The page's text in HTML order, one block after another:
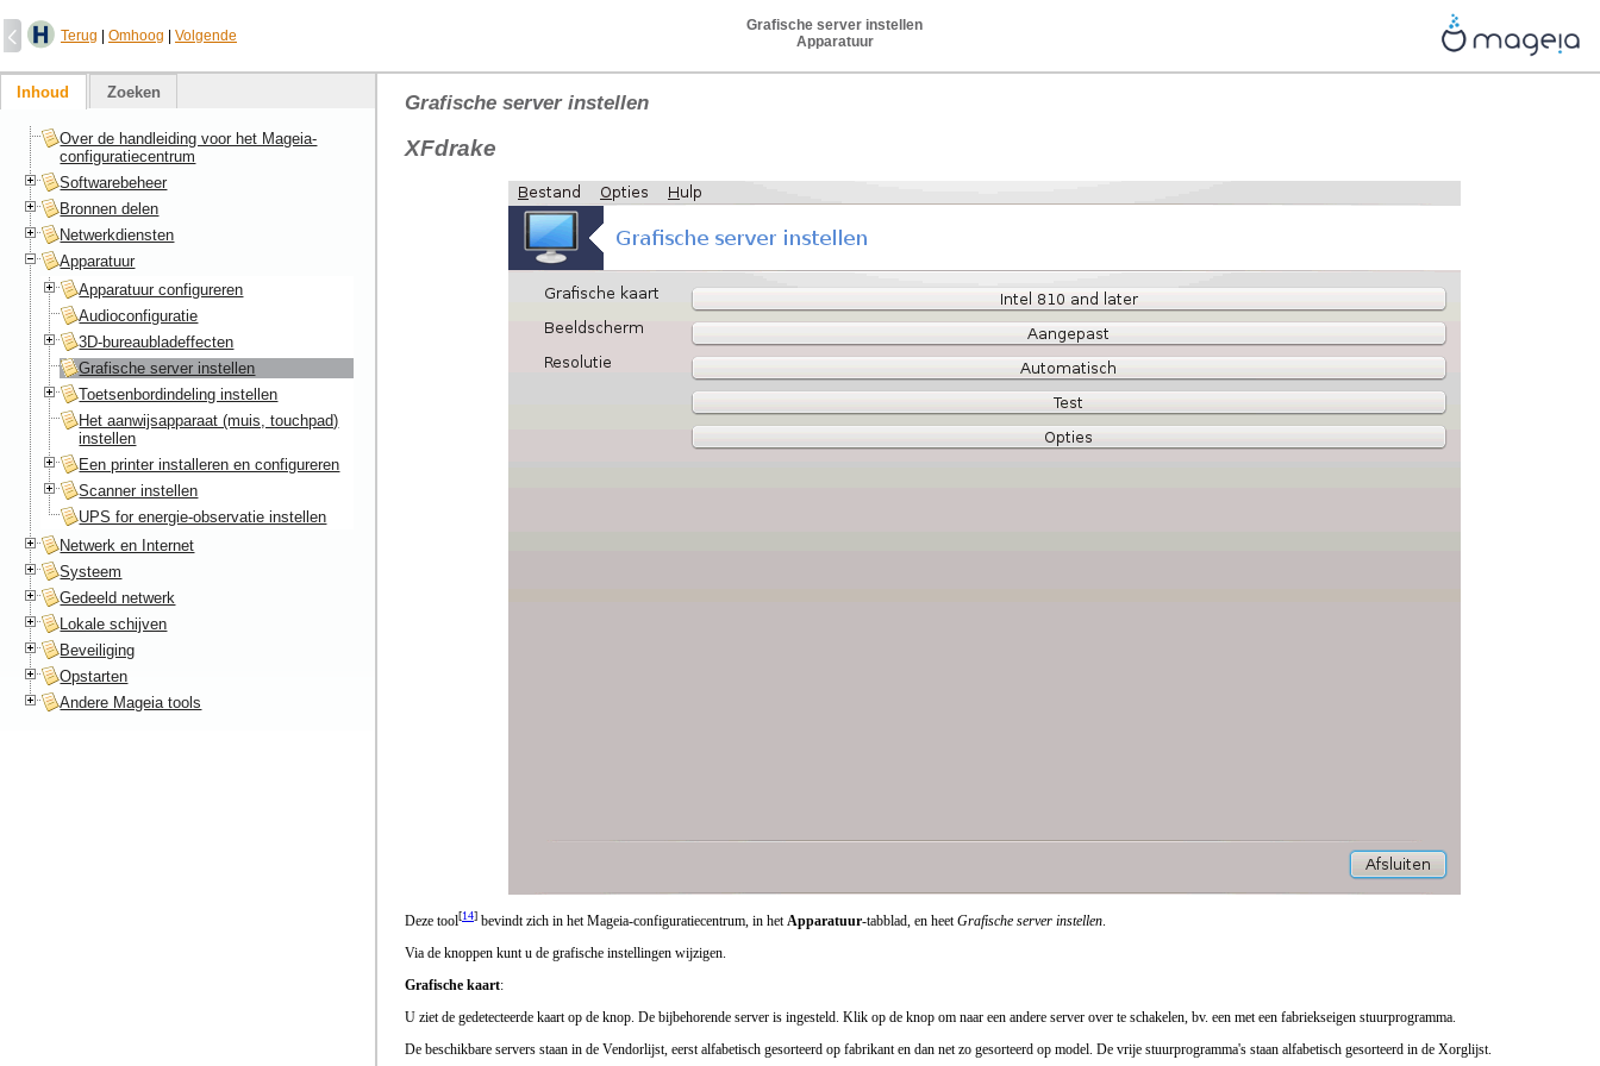
Terug Omhoog Volgende
Grafische server instellen
Apparatuur
Grafische server instellen
XFdrake
Deze tool[14] bevindt zich in het Mageia-configuratiecentrum, in het Apparatuur-tabblad, en heet Grafische server instellen
Via de knoppen kunt u de grafische instellingen wijzigen.
Grafische kaart:
U ziet de gedetecteerde kaart op de knop. De bijbehorende server is ingesteld. Klik op de knop om naar een andere server over te schakelen, bv. een met een fabriekseigen stuurprogramma.
De beschikbare servers staan in de Vendorlijst, eerst alfabetisch gesorteerd op fabrikant en dan net zo gesorteerd op model. De vrije stuurprogramma's staan alfabetisch gesorteerd in de Xorglijst.
Inhoud Zoeken
Over de handleiding voor het Mageia-
configuratiecentrum
Softwarebeheer
Bronnen delen
Netwerkdiensten
Apparatuur
Apparatuur configureren
Audioconfiguratie
3D-bureaubladeffecten
Grafische server instellen
Toetsenbordindeling instellen
Het aanwijsapparaat (muis, touchpad)
instellen
Een printer installeren en configureren
Scanner instellen
UPS for energie-observatie instellen
Netwerk en Internet
Systeem
Gedeeld netwerk
Lokale schijven
Beveiliging
Opstarten
Andere Mageia tools